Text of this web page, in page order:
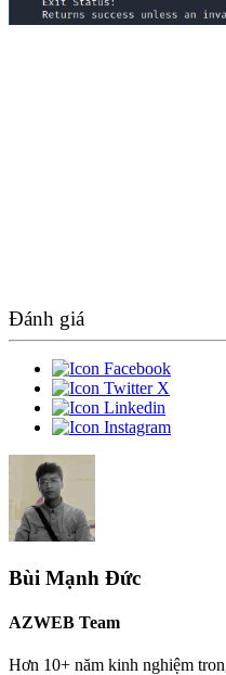
Đánh giá
Bùi Mạnh Đức
AZWEB Team
Hơn 10+ năm kinh nghiệm